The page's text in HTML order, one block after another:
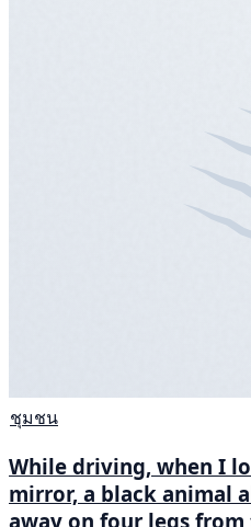
ชุมชน
While driving, when I
mirror, a black animal
away on four legs